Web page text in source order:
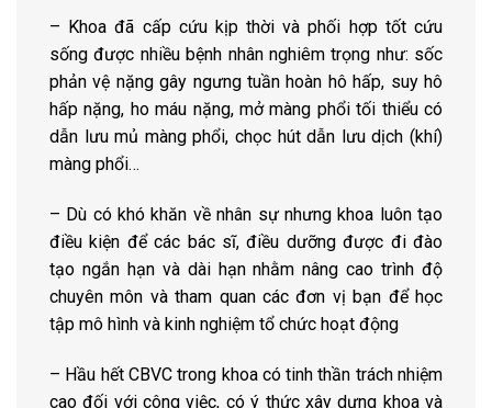
– Khoa đã cấp cứu kịp thời và phối hợp tốt cứu
sống được nhiều bệnh nhân nghiêm trọng như: sốc
phản vệ nặng gây ngưng tuần hoàn hô hấp, suy hô
hấp nặng, ho máu nặng, mở màng phổi tối thiểu có
dẫn lưu mủ màng phổi, chọc hút dẫn lưu dịch (khí)
màng phổi…
– Dù có khó khăn về nhân sự nhưng khoa luôn tạo
điều kiện để các bác sĩ, điều dưỡng được đi đào
tạo ngắn hạn và dài hạn nhằm nâng cao trình độ
chuyên môn và tham quan các đơn vị bạn để học
tập mô hình và kinh nghiệm tổ chức hoạt động
– Hầu hết CBVC trong khoa có tinh thần trách nhiệm
cao đối với công việc, có ý thức xây dựng khoa và